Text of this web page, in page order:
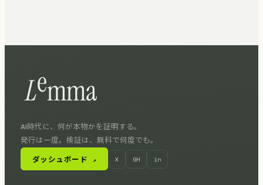
AI時代に、何が本物かを証明する。
発行は一度。検証は、無料で何度でも。
ダッシュボード ↗ X GH in